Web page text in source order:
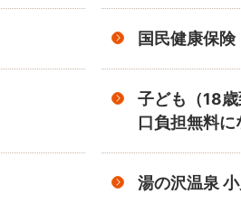
国民健康保険
子ども（18
口負担無料に
湯の沢温泉